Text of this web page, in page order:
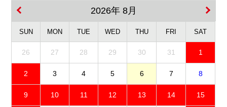
2026年 8月
SUN MON TUE WED THU FRI SAT
26 27 28 29 30 31 1
2 3 4 5 6 7 8
9 10 11 12 13 14 15